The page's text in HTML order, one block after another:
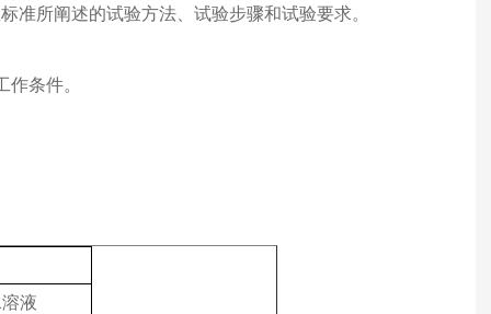
准所阐述的试验方法、试验步骤和试验要求。
条件。
液